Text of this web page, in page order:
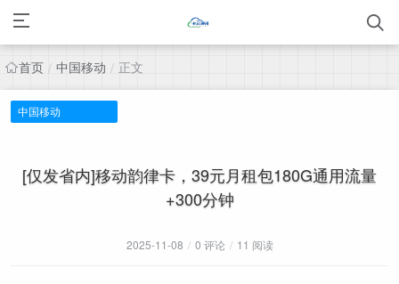
首页 / 中国移动 / 正文
中国移动
[仅发省内]移动韵律卡，39元月租包180G通用流量
+300分钟
2025-11-08 / 0 评论 / 11 阅读